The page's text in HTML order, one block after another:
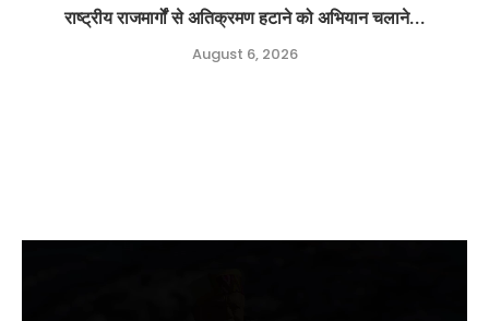
राष्ट्रीय राजमार्गों से अतिक्रमण हटाने को अभियान चलाने...
August 6, 2026